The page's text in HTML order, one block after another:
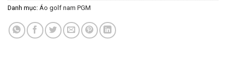
Danh mục: Áo golf nam PGM